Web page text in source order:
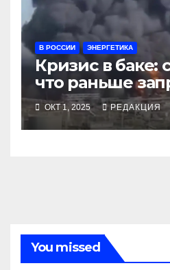
В РОССИИ ЭНЕРГЕТИКА
Кризис в баке:
что раньше
ОКТ 1, 2025 РЕДАКЦИЯ
You missed